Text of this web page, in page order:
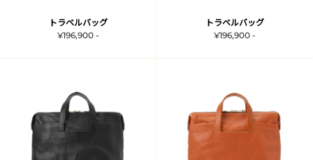
トラベルバッグ
¥196,900 -
トラベルバッグ
¥196,900 -